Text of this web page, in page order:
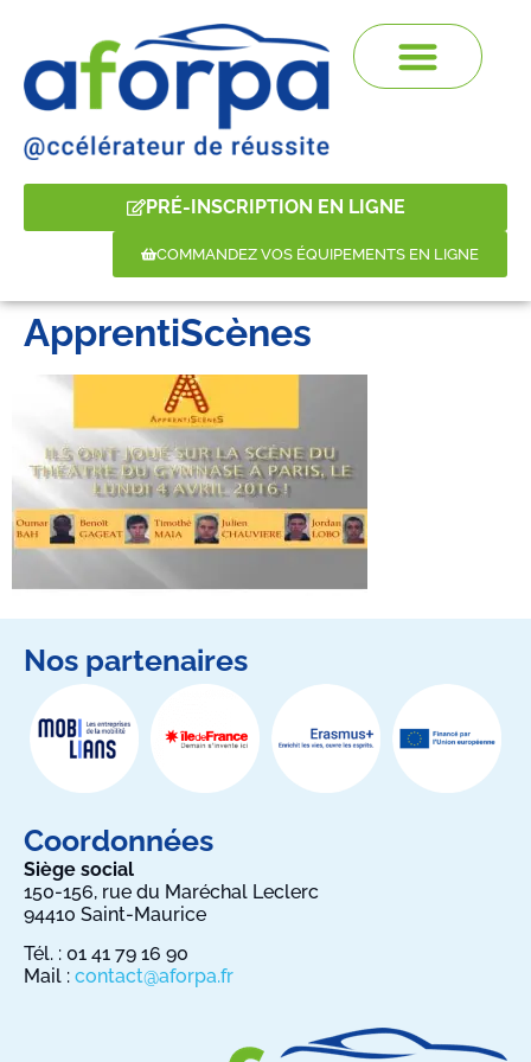
PRÉ-INSCRIPTION EN LIGNE
COMMANDEZ VOS ÉQUIPEMENTS EN LIGNE
ApprentiScènes
Nos partenaires
Coordonnées
Siège social
150-156, rue du Maréchal Leclerc
94410 Saint-Maurice
Tél. : 01 41 79 16 90
Mail : contact@aforpa.fr